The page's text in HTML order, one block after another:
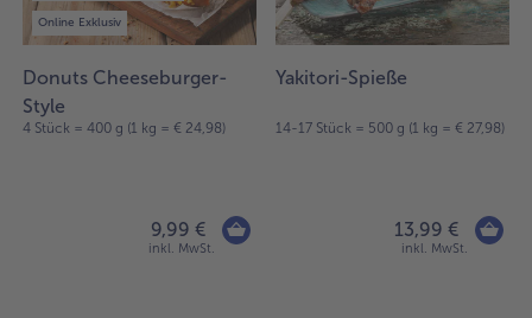
Online Exklusiv
Donuts Cheeseburger-
Style
4 Stück = 400 g (1 kg = € 24,98)
9,99 €
inkl. MwSt.
Yakitori-Spieße
14-17 Stück = 500 g (1 kg = € 27,98)
13,99 €
inkl. MwSt.